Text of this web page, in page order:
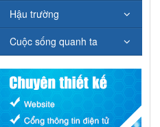
Hậu trường
Cuộc sống quanh ta